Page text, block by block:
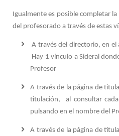
Igualmente es posible completar
del profesorado a través de estas
A través del directorio, en el
Hay 1 vínculo a Sideral
Profesor
A través de la página de
titulación, al consultar
pulsando en el nombre del
A través de la página de